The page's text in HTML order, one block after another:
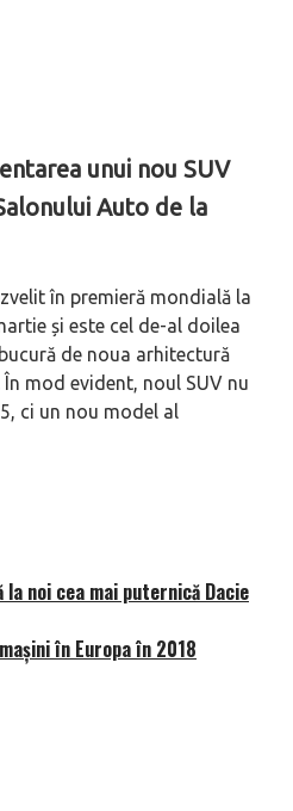
unui nou SUV
Auto de la
în premieră mondială la
și este cel de-al doilea
de noua arhitectură
mod evident, noul SUV nu
ci un nou model al
noi cea mai puternică Dacie
în Europa în 2018